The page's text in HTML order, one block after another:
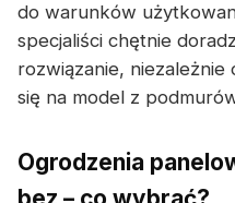
do warunków
specjaliści chętnie
rozwiązanie,
się na model z
Ogrodzenia